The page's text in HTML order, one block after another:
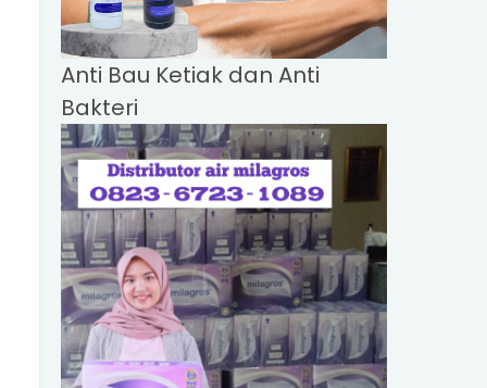
Anti Bau Ketiak dan Anti
Bakteri